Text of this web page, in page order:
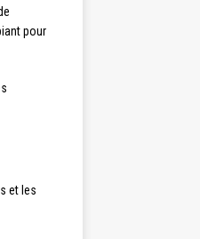
pour
et les